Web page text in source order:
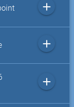
add
add
add